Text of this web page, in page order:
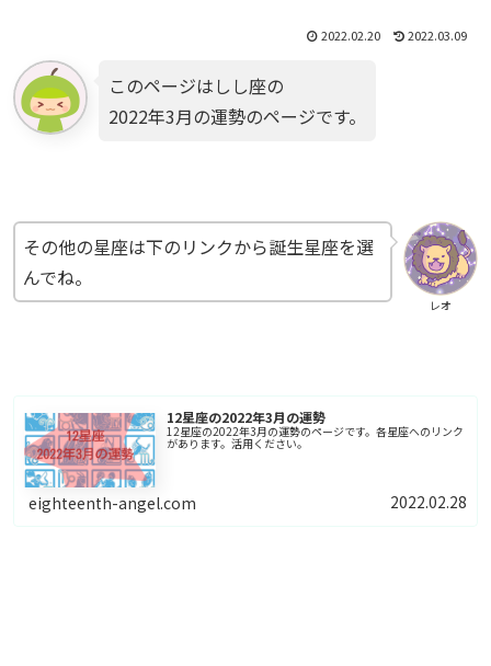
2022.02.20 2022.03.09
このページはしし座の
2022年3月の運勢のページです。
レオ
その他の星座は下のリンクから誕生星座を選
んでね。
12星座の2022年3月の運勢
12星座の2022年3月の運勢のページです。各星座へのリンク
があります。活用ください。
eighteenth-angel.com 2022.02.28